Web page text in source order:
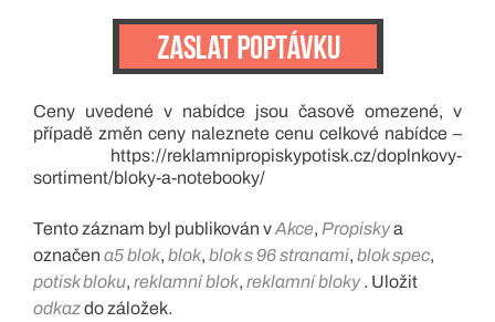
Ceny uvedené v nabídce jsou časově omezené, v
případě změn ceny naleznete cenu celkové nabídce –
https://reklamnipropiskypotisk.cz/doplnkovy-
sortiment/bloky-a-notebooky/
Tento záznam byl publikován vAkce, Propiskya
označen a5 blok, blok, blok s 96 stranami, blok spec,
potisk bloku, reklamní blok, reklamní bloky . Uložit
odkazdo záložek.